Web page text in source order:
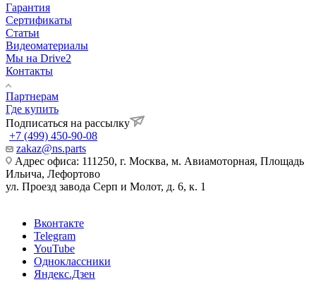
Гарантия
Сертификаты
Статьи
Видеоматериалы
Мы на Drive2
Контакты
Партнерам
Где купить
Подписаться на рассылку
+7 (499) 450-90-08
zakaz@ns.parts
Адрес офиса: 111250, г. Москва, м. Авиамоторная, Площадь
Ильича, Лефортово
ул. Проезд завода Серп и Молот, д. 6, к. 1
Вконтакте
Telegram
YouTube
Одноклассники
Яндекс.Дзен